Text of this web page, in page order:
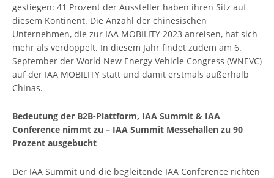
gestiegen: 41 Prozent der Aussteller haben ihren Sitz auf
diesem Kontinent. Die Anzahl der chinesischen
Unternehmen, die zur IAA MOBILITY 2023 anreisen, hat sich
mehr als verdoppelt. In diesem Jahr findet zudem am 6.
September der World New Energy Vehicle Congress (WNEVC)
auf der IAA MOBILITY statt und damit erstmals außerhalb
Chinas.
Bedeutung der B2B-Plattform, IAA Summit & IAA
Conference nimmt zu – IAA Summit Messehallen zu 90
Prozent ausgebucht
Der IAA Summit und die begleitende IAA Conference richten